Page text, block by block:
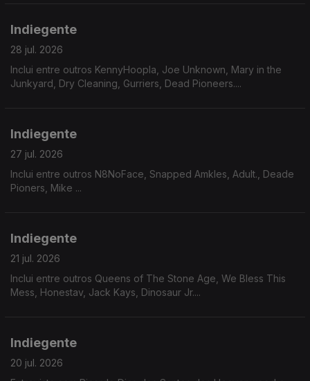
Indiegente
28 jul. 2026
Inclui entre outros KennyHoopla, Joe Unknown, Mary in the
Junkyard, Dry Cleaning, Gurriers, Dead Pioneers....
Indiegente
27 jul. 2026
Inclui entre outros N8NoFace, Snapped Amkles, Adult., Deade
Pioners, Mike ...
Indiegente
21 jul. 2026
Inclui entre outros Queens of The Stone Age, We Bless This
Mess, Honestav, Jack Kays, Dinosaur Jr....
Indiegente
20 jul. 2026